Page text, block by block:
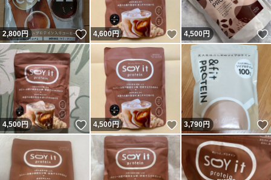
2,800円 いいね！
4,600円 いいね！
4,500円
4,500円 いいね！
4,500円 いいね！
3,790円